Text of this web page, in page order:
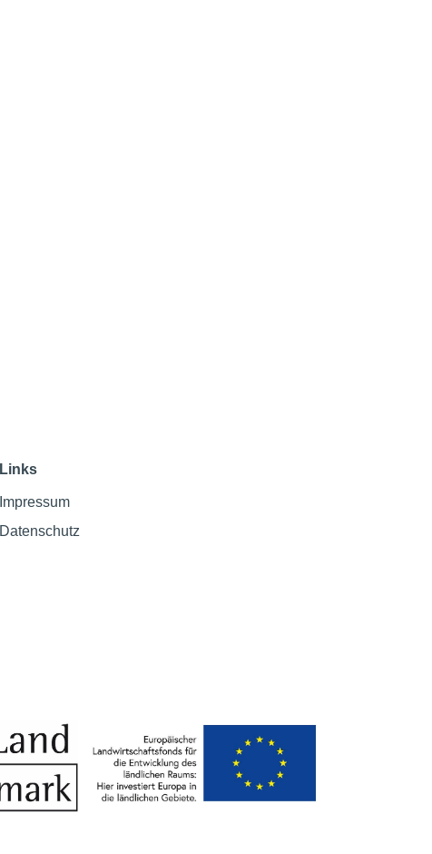
Links
Impressum
Datenschutz